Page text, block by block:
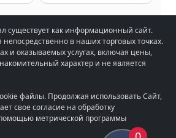
существует как информационный сайт.
в наших торговых точках.
и оказываемых услугах, включая цены,
характер и не является
файлы. Продолжая использовать Сайт,
свое согласие на обработку
метрической программы